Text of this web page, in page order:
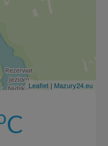
Leaflet | Mazury24.eu
C
tej
do swoich
usunięcia,
jednak, że nie
Twoich
w plikach
Mazur na